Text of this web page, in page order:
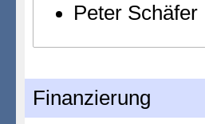
Peter Schäfer
Finanzierung